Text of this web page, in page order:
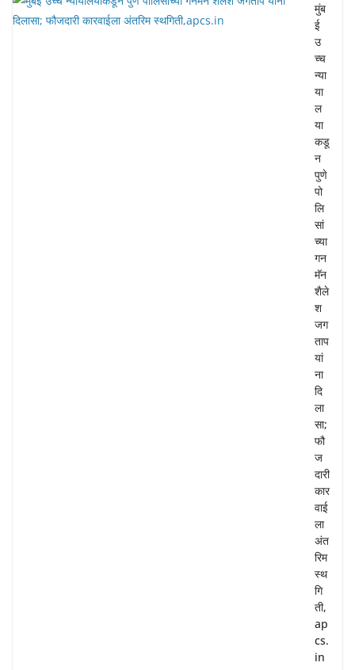
मुंब
ई
उ
च्च
न्या
या
ल
या
कडू
न
पुणे
पो
लि
सां
च्या
गन
मॅन
शैले
श
जग
ताप
यां
ना
दि
ला
सा;
फौ
ज
दारी
कार
वाई
ला
अंत
रिम
स्थ
गि
ती,
ap
cs.
in